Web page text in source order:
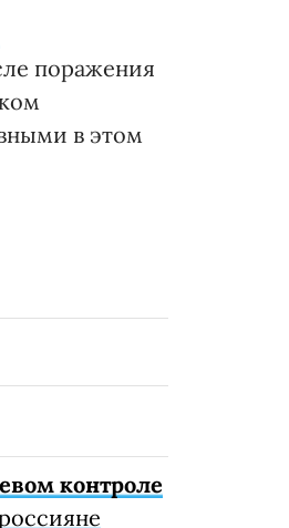
поражения
в этом
контроле